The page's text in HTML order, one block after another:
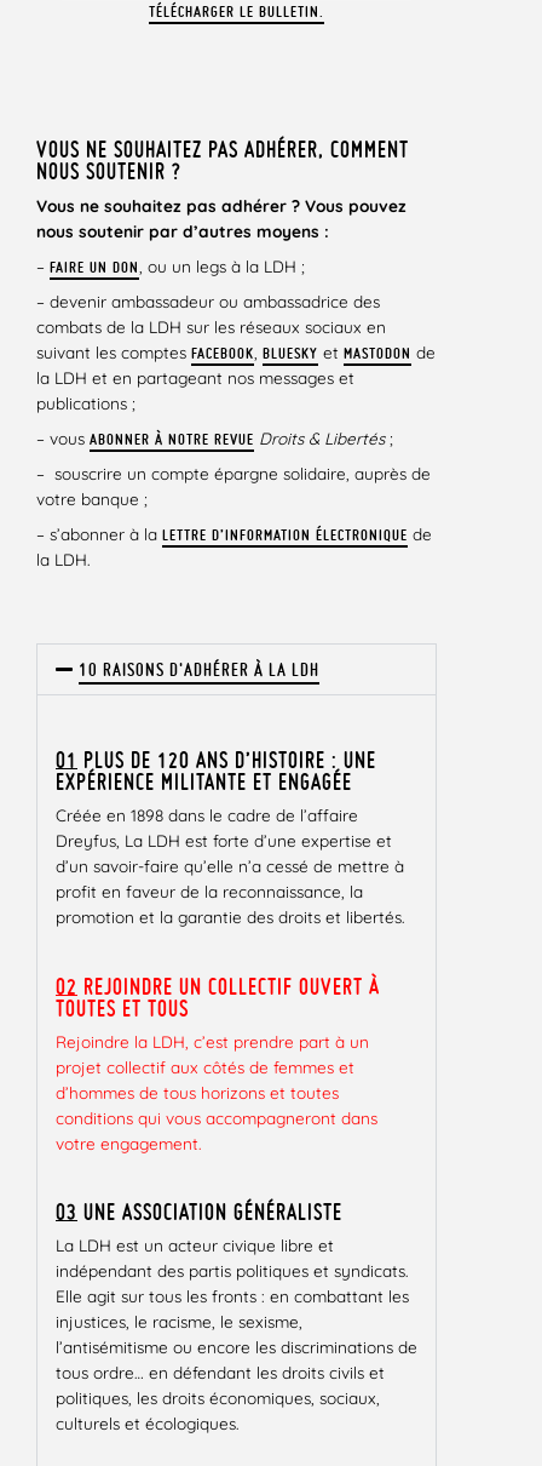
TÉLÉCHARGER LE BULLETIN.
VOUS NE SOUHAITEZ PAS ADHÉRER, COMMENT
NOUS SOUTENIR ?
Vous ne souhaitez pas adhérer ? Vous pouvez
nous soutenir par d’autres moyens :
– FAIRE UN DON , ou un legs à la LDH ;
– devenir ambassadeur ou ambassadrice des
combats de la LDH sur les réseaux sociaux en
suivant les comptes FACEBOOK BLUESKY et MASTODON de
la LDH et en partageant nos messages et
publications ;
– vous ABONNER À NOTRE REVUE Droits & Libertés;
– souscrire un compte épargne solidaire, auprès de
votre banque ;
– s’abonner à la LETTRE D’INFORMATION ÉLECTRONIQUE de
la LDH.
10 RAISONS D'ADHÉRER À LA LDH
01 PLUS DE 120 ANS D’HISTOIRE : UNE
EXPÉRIENCE MILITANTE ET ENGAGÉE
Créée en 1898 dans le cadre de l’affaire
Dreyfus, La LDH est forte d’une expertise et
d’un savoir-faire qu’elle n’a cessé de mettre à
profit en faveur de la reconnaissance, la
promotion et la garantie des droits et libertés.
02 REJOINDRE UN COLLECTIF OUVERT À
TOUTES ET TOUS
Rejoindre la LDH, c’est prendre part à un
projet collectif aux côtés de femmes et
d’hommes de tous horizons et toutes
conditions qui vous accompagneront dans
votre engagement.
03 UNE ASSOCIATION GÉNÉRALISTE
La LDH est un acteur civique libre et
indépendant des partis politiques et syndicats.
Elle agit sur tous les fronts : en combattant les
injustices, le racisme, le sexisme,
l’antisémitisme ou encore les discriminations de
tous ordre… en défendant les droits civils et
politiques, les droits économiques, sociaux,
culturels et écologiques.